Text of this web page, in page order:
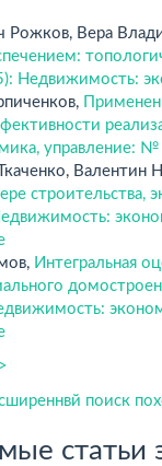
Рожков, Вера
Недвижимость:
управление:
Валентин
Интегральная
поиск
статьи